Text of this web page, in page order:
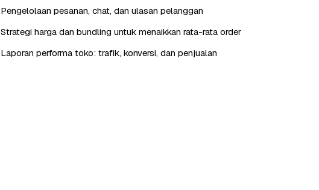
Pengelolaan pesanan, chat, dan ulasan pelanggan
Strategi harga dan bundling untuk menaikkan rata-rata order
Laporan performa toko: trafik, konversi, dan penjualan